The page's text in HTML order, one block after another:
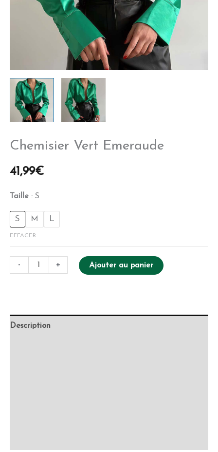
Chemisier Vert Emeraude
41,99€
Taille S
S M L
EFFACER
- + Ajouter au panier
Description